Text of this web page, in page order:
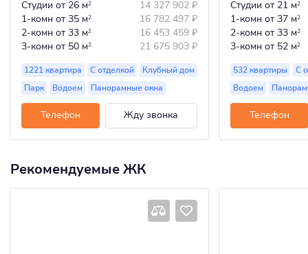
Студии от 26 м2 14 327 902 ₽
1-комн от 35 м2 16 782 497 ₽
2-комн от 33 м2 16 453 459 ₽
3-комн от 50 м2 21 675 903 ₽
1221 квартира С отделкой
Клубный дом
Парк
Водоем Панорамные окна
Телефон Жду звонка
Студии от 21 м2
1-комн от 37 м2
2-комн от 33 м2
3-комн от 52 м2
532 квартиры
С
Водоем
Телефон
Рекомендуемые ЖК